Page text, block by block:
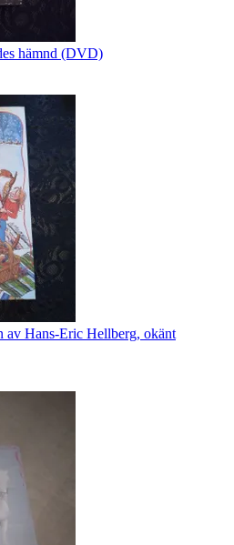
hämnd (DVD)
av Hans-Eric Hellberg, okänt